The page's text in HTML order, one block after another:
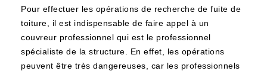
Pour effectuer les opérations de recherche de fuite de
toiture, il est indispensable de faire appel à un
couvreur professionnel qui est le professionnel
spécialiste de la structure. En effet, les opérations
peuvent être très dangereuses, car les professionnels